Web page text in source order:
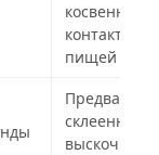
косвенного
контакта с
пищей
склеенный
выскочный